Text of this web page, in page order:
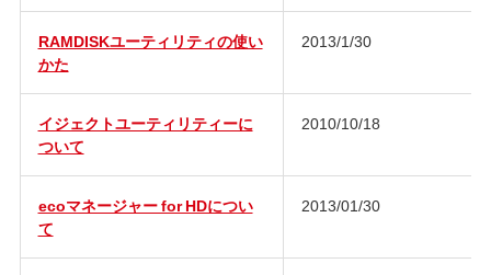
RAMDISKユーティリティの使い
かた
2013/1/30
イジェクトユーティリティーに
ついて
2010/10/18
ecoマネージャー for HDについ
て
2013/01/30